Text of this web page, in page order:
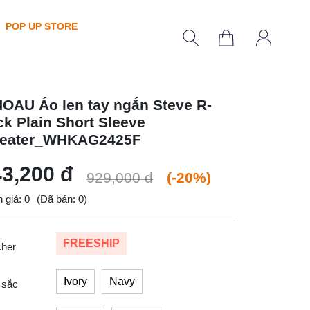
POP UP STORE
Áo len tay ngắn Steve R-
Plain Short Sleeve
đ 929,000 đ (-20%)
giá: 0 (Đã bán: 0)
FREESHIP
Ivory Navy